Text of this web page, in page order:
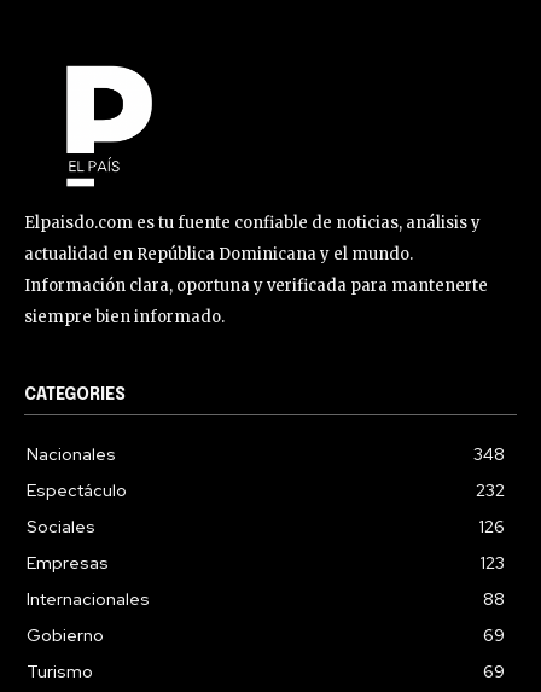
Elpaisdo.com es tu fuente confiable de noticias, análisis y
actualidad en República Dominicana y el mundo.
Información clara, oportuna y verificada para mantenerte
siempre bien informado.
CATEGORIES
Nacionales
348
Espectáculo
232
Sociales
126
Empresas
123
Internacionales
88
Gobierno
69
Turismo
69